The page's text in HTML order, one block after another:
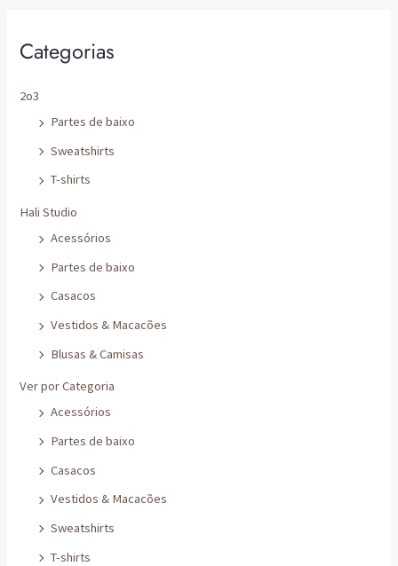
Categorias
2o3
Partes de baixo
Sweatshirts
T-shirts
Hali Studio
Acessórios
Partes de baixo
Casacos
Vestidos & Macacões
Blusas & Camisas
Ver por Categoria
Acessórios
Partes de baixo
Casacos
Vestidos & Macacões
Sweatshirts
T-shirts